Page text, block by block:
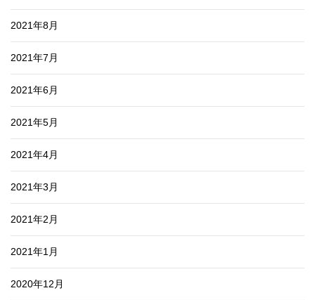
2021年8月
2021年7月
2021年6月
2021年5月
2021年4月
2021年3月
2021年2月
2021年1月
2020年12月